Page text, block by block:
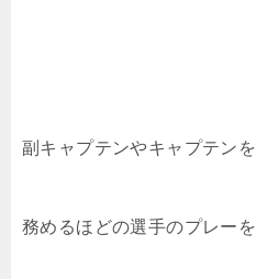
副キャプテンやキャプテンを
務めるほどの選手のプレーを